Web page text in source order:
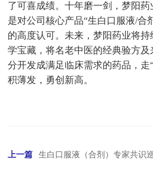
了可喜成绩。十年磨一剑，梦阳
是对公司核心产品“生白口服液/合
的高度认可。未来，梦阳药业将
学宝藏，将名老中医的经典验方
分开发成满足临床需求的药品，走
积薄发，勇创新高。
上一篇 生白口服液（合剂）专家共识